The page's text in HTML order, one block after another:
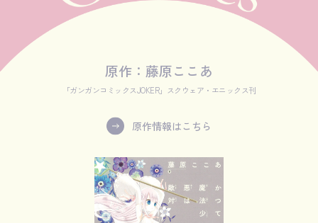
原作：藤原ここあ
「ガンガンコミックスJOKER」スクウェア・エニックス刊
原作情報はこちら